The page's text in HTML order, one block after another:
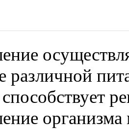
ние
различной
ние